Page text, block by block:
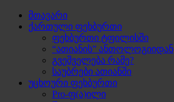
მთავარი
ქართული ფეხბურთი
ფეხბურთი ტფილისში
“ათიანის” ანთოლოგიიდან
გვეშველება რამე?
საუბრები ათიანში
უცხოური ფეხბურთი
Pro-ფ(ა)ილი